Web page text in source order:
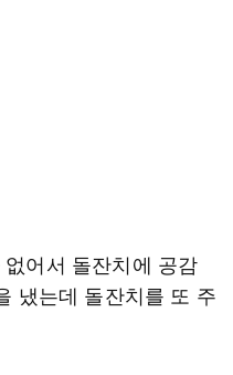
어서 돌잔치에 공감
냈는데 돌잔치를 또 주